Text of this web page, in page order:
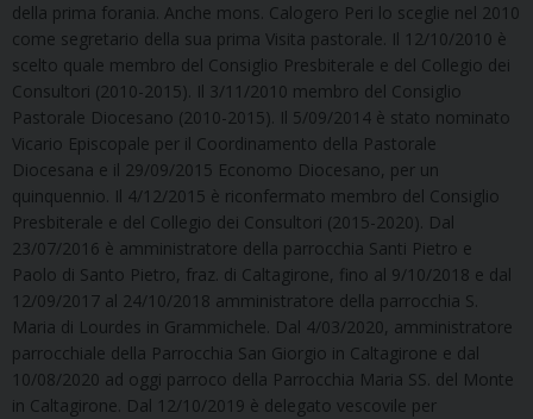
della prima forania. Anche mons. Calogero Peri lo sceglie nel 2010
come segretario della sua prima Visita pastorale. Il 12/10/2010 è
scelto quale membro del Consiglio Presbiterale e del Collegio dei
Consultori (2010-2015). Il 3/11/2010 membro del Consiglio
Pastorale Diocesano (2010-2015). Il 5/09/2014 è stato nominato
Vicario Episcopale per il Coordinamento della Pastorale
Diocesana e il 29/09/2015 Economo Diocesano, per un
quinquennio. Il 4/12/2015 è riconfermato membro del Consiglio
Presbiterale e del Collegio dei Consultori (2015-2020). Dal
23/07/2016 è amministratore della parrocchia Santi Pietro e
Paolo di Santo Pietro, fraz. di Caltagirone, fino al 9/10/2018 e dal
12/09/2017 al 24/10/2018 amministratore della parrocchia S.
Maria di Lourdes in Grammichele. Dal 4/03/2020, amministratore
parrocchiale della Parrocchia San Giorgio in Caltagirone e dal
10/08/2020 ad oggi parroco della Parrocchia Maria SS. del Monte
in Caltagirone. Dal 12/10/2019 è delegato vescovile per